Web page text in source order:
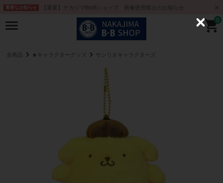
重要なお知らせ 【重要】ナカジマBtoBショップ 画像使用禁止のお知らせ
0
全商品 ★キャラクターグッズ サンリオキャラクターズ
C